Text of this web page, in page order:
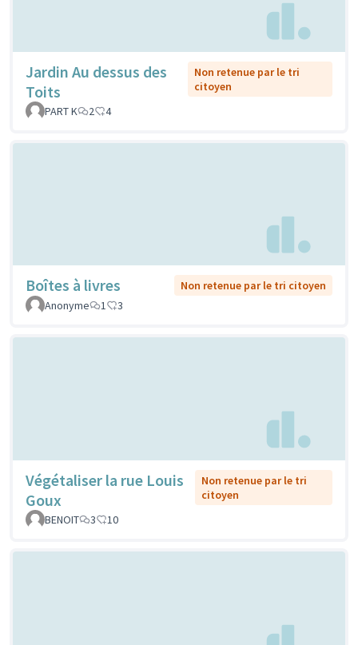
Jardin Au dessus des
Toits
Non retenue par le tri
citoyen
PART K
2 4
Boîtes à livres
Non retenue par le tri citoyen
Anonyme
1 3
Végétaliser la rue Louis
Goux
Non retenue par le tri
citoyen
BENOIT
3 10